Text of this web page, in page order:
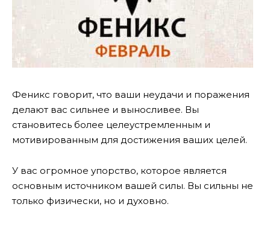
Феникс говорит, что ваши неудачи и поражения
делают вас сильнее и выносливее. Вы
становитесь более целеустремленным и
мотивированным для достижения ваших целей.
У вас огромное упорство, которое является
основным источником вашей силы. Вы сильны не
только физически, но и духовно.